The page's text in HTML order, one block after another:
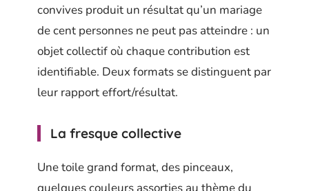
convives produit un résultat qu’un mariage
de cent personnes ne peut pas atteindre : un
objet collectif où chaque contribution est
identifiable. Deux formats se distinguent par
leur rapport effort/résultat.
La fresque collective
Une toile grand format, des pinceaux,
quelques couleurs assorties au thème du